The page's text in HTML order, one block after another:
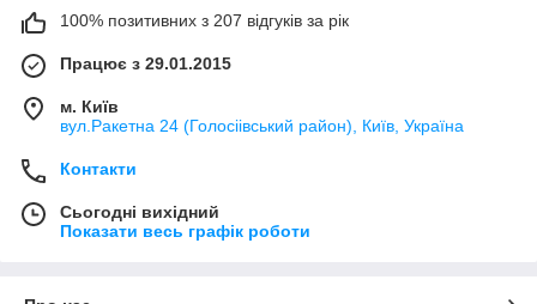
100% позитивних з 207 відгуків за рік
Працює з 29.01.2015
м. Київ
вул.Ракетна 24 (Голосіівський район), Київ, Україна
Контакти
Сьогодні вихідний
Показати весь графік роботи